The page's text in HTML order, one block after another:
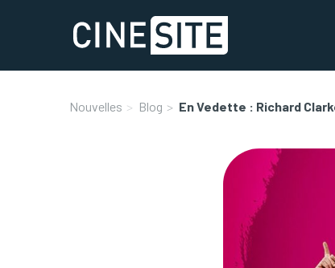
Nouvelles Blog En Vedette : Richard